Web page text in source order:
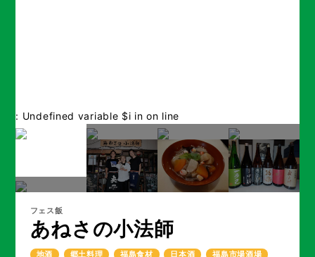
: Undefined variable $i inon line
フェス飯
あねさの小法師
地酒 郷土料理 福島食材 日本酒 福島市場酒場